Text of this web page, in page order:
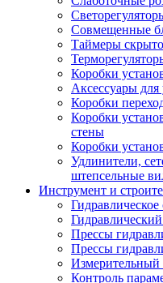
Совмещенные
Таймеры
Коробки
Аксессуары
Коробки
Коробки
стены
Коробки
Удлинители,
штепсельные
Инструмент и
Прессы
Прессы
Измерительный
Контроль